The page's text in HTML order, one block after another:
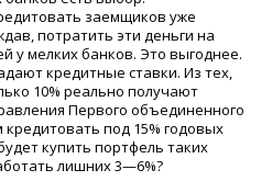
заемщиков уже
потратить эти деньги на
у мелких банков. Это выгоднее.
кредитные ставки. Из тех,
10% реально получают
Первого объединенного
под 15% годовых
купить портфель таких
лишних 3—6%?